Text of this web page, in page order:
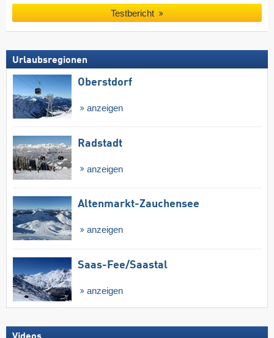
Testbericht
Urlaubsregionen
Oberstdorf
anzeigen
Radstadt
anzeigen
Altenmarkt-Zauchensee
anzeigen
Saas-Fee/​Saastal
anzeigen